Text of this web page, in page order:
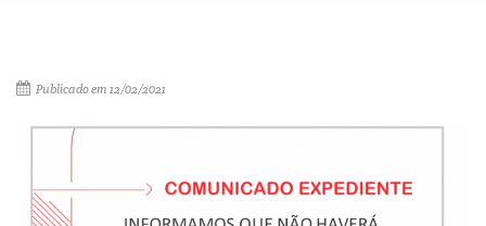
Publicado em 12/02/2021